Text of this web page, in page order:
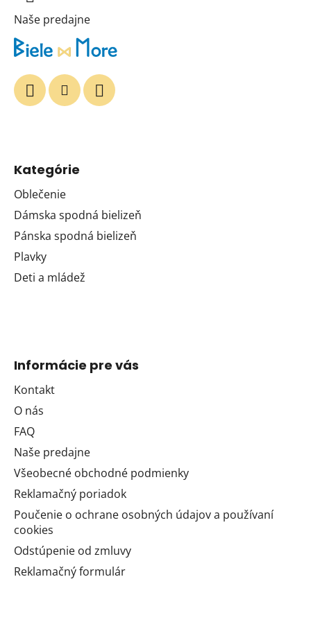
Naše predajne
Kategórie
Oblečenie
Dámska spodná bielizeň
Pánska spodná bielizeň
Plavky
Deti a mládež
Informácie pre vás
Kontakt
O nás
FAQ
Naše predajne
Všeobecné obchodné podmienky
Reklamačný poriadok
Poučenie o ochrane osobných údajov a používaní
cookies
Odstúpenie od zmluvy
Reklamačný formulár